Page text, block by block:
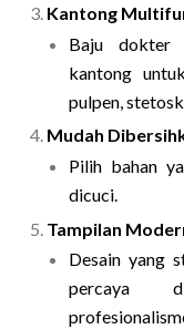
Kantong
Baju dokter
kantong
pulpen,
Mudah
Pilih bahan
dicuci.
Tampilan
Desain yang
percaya